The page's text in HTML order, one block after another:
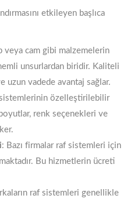
etkileyen başlıca
veya cam gibi malzemelerin
unsurlardan biridir. Kaliteli
uzun vadede avantaj sağlar.
özelleştirilebilir
renk seçenekleri ve
: Bazı firmalar raf sistemleri için
Bu hizmetlerin ücreti
raf sistemleri genellikle